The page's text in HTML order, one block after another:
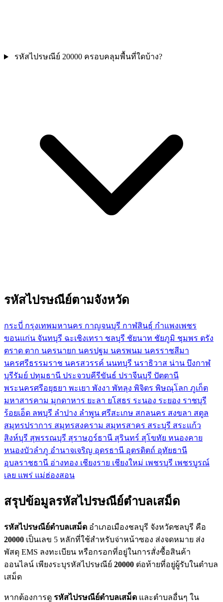
รหัสไปรษณีย์ 20000 ครอบคลุมพื้นที่ใดบ้าง?
รหัสไปรษณีย์ตามจังหวัด
กระบี่ กรุงเทพมหานคร กาญจนบุรี กาฬสินธุ์ กำแพงเพชร
ขอนแก่น จันทบุรี ฉะเชิงเทรา ชลบุรี ชัยนาท ชัยภูมิ ชุมพร ตรัง
ตราด ตาก นครนายก นครปฐม นครพนม นครราชสีมา
นครศรีธรรมราช นครสวรรค์ นนทบุรี นราธิวาส น่าน บึงกาฬ
บุรีรัมย์ ปทุมธานี ประจวบคีรีขันธ์ ปราจีนบุรี ปัตตานี
พระนครศรีอยุธยา พะเยา พังงา พัทลุง พิจิตร พิษณุโลก ภูเก็ต
มหาสารคาม มุกดาหาร ยะลา ยโสธร ระนอง ระยอง ราชบุรี
ร้อยเอ็ด ลพบุรี ลำปาง ลำพูน ศรีสะเกษ สกลนคร สงขลา สตูล
สมุทรปราการ สมุทรสงคราม สมุทรสาคร สระบุรี สระแก้ว
สิงห์บุรี สุพรรณบุรี สุราษฎร์ธานี สุรินทร์ สุโขทัย หนองคาย
หนองบัวลำภู อำนาจเจริญ อุดรธานี อุตรดิตถ์ อุทัยธานี
อุบลราชธานี อ่างทอง เชียงราย เชียงใหม่ เพชรบุรี เพชรบูรณ์
เลย แพร่ แม่ฮ่องสอน
สรุปข้อมูลรหัสไปรษณีย์ตำบลเสม็ด
รหัสไปรษณีย์ตำบลเสม็ด อำเภอเมืองชลบุรี จังหวัดชลบุรี คือ
20000 เป็นเลข 5 หลักที่ใช้สำหรับจ่าหน้าซอง ส่งจดหมาย ส่ง
พัสดุ EMS ลงทะเบียน หรือกรอกที่อยู่ในการสั่งซื้อสินค้า
ออนไลน์ เพียงระบุรหัสไปรษณีย์ 20000 ต่อท้ายที่อยู่ผู้รับในตำบล
เสม็ด
หากต้องการดู รหัสไปรษณีย์ตำบลเสม็ด และตำบลอื่นๆ ใน